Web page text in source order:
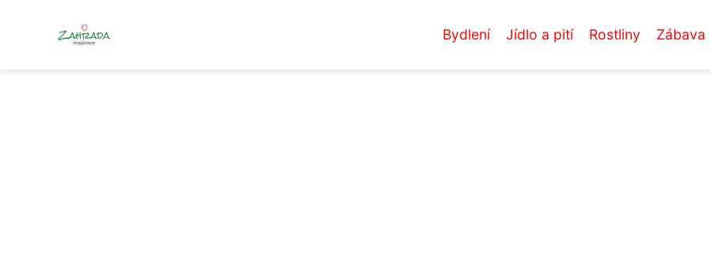
Bydlení Jídlo a pití Rostliny Zábava